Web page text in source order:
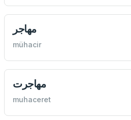
مهاجر
mühacir
مهاجرت
muhaceret